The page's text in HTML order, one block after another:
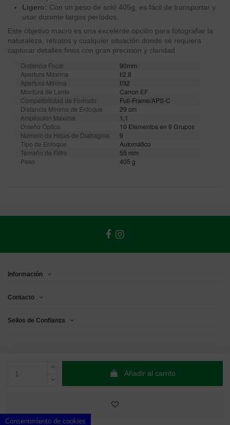
Añadir al carrito
Ligero: Con un peso de solo 405g, es fácil de transportar y
usar durante largos períodos.
Este objetivo macro es una excelente opción para fotografiar la
naturaleza, retratos y cualquier situación donde se requiera
capturar detalles finos con gran precisión y claridad.
Distancia Focal
90mm
Apertura Máxima
f/2.8
Apertura Mínima
f/32
Montura de Lente
Canon EF
Compatibilidad de Formato
Full-Frame/APS-C
Distancia Mínima de Enfoque
29 cm
Ampliación Máxima
1:1
Diseño Óptico
10 Elementos en 9 Grupos
Número de Hojas de Diafragma
9
Tipo de Enfoque
Automático
Tamaño de Filtro
55 mm
Peso
405 g
Información
Contacto
Sellos de Confianza
Consentimiento de cookies